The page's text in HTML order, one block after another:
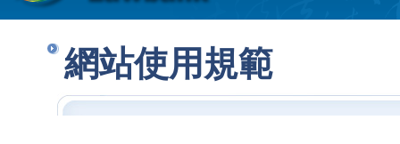
網站使用規範